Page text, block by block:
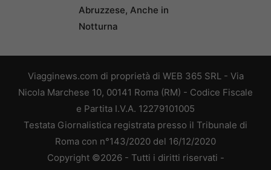
Abruzzese, Anche in
Notturna
Viagginews.com di proprietà di WEB 365 SRL - Via
Nicola Marchese 10, 00141 Roma (RM) - Codice Fiscale
e Partita I.V.A. 12279101005
Testata Giornalistica registrata presso il Tribunale di
Roma con n°143/2020 del 16/12/2020
Copyright ©2026 - Tutti i diritti riservati -